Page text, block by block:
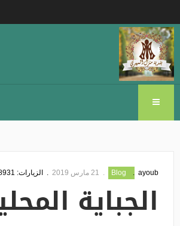
ayoub
Blog 21 مارس 2019 الزيارات: 8931
الجباية